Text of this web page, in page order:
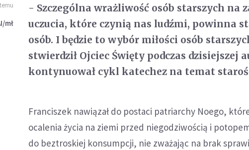
mł
- Szczególna wrażliwość osób starszych na
uczucia, które czynią nas ludźmi, powinna
osób. I będzie to wybór miłości osób
stwierdził Ojciec Święty podczas dzisiejszej
kontynuował cykl katechez na temat
Franciszek nawiązał do postaci patriarchy Noego,
ocalenia życia na ziemi przed niegodziwością i
do beztroskiej konsumpcji, nie zważając na brak